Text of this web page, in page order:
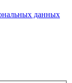
данных